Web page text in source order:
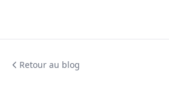
Retour au blog